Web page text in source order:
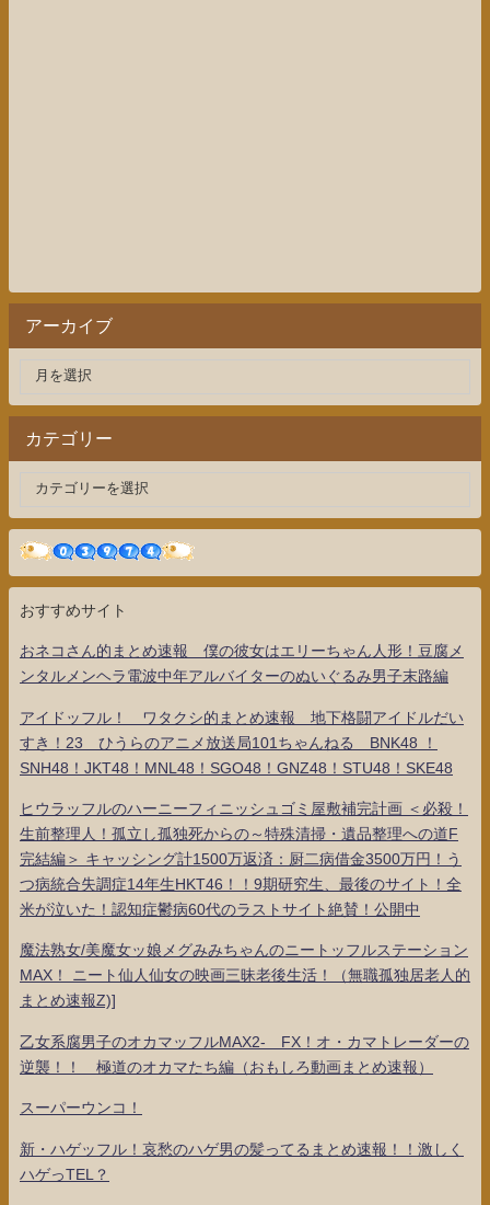
アーカイブ
カテゴリー
おすすめサイト
おネコさん的まとめ速報 僕の彼女はエリーちゃん人形！豆腐メ
ンタルメンヘラ電波中年アルバイターのぬいぐるみ男子末路編
アイドッフル！ ワタクシ的まとめ速報 地下格闘アイドルだい
すき！23 ひうらのアニメ放送局101ちゃんねる BNK48 ！
SNH48！JKT48！MNL48！SGO48！GNZ48！STU48！SKE48
ヒウラッフルのハーニーフィニッシュゴミ屋敷補完計画 ＜必殺！
生前整理人！孤立し孤独死からの～特殊清掃・遺品整理への道F
完結編＞ キャッシング計1500万返済：厨二病借金3500万円！う
つ病統合失調症14年生HKT46！！9期研究生、最後のサイト！全
米が泣いた！認知症鬱病60代のラストサイト絶賛！公開中
魔法熟女/美魔女ッ娘メグみみちゃんのニートッフルステーション
MAX！ ニート仙人仙女の映画三昧老後生活！（無職孤独居老人的
まとめ速報Z)]
乙女系腐男子のオカマッフルMAX2- FX！オ・カマトレーダーの
逆襲！！ 極道のオカマたち編（おもしろ動画まとめ速報）
スーパーウンコ！
新・ハゲッフル！哀愁のハゲ男の髪ってるまとめ速報！！激しく
ハゲっTEL？